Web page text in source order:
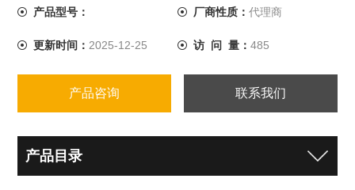
10m的测试距离。
产品型号： 厂商性质： 代理商
更新时间： 2025-12-25 访 问 量： 485
产品咨询 联系我们
产品目录